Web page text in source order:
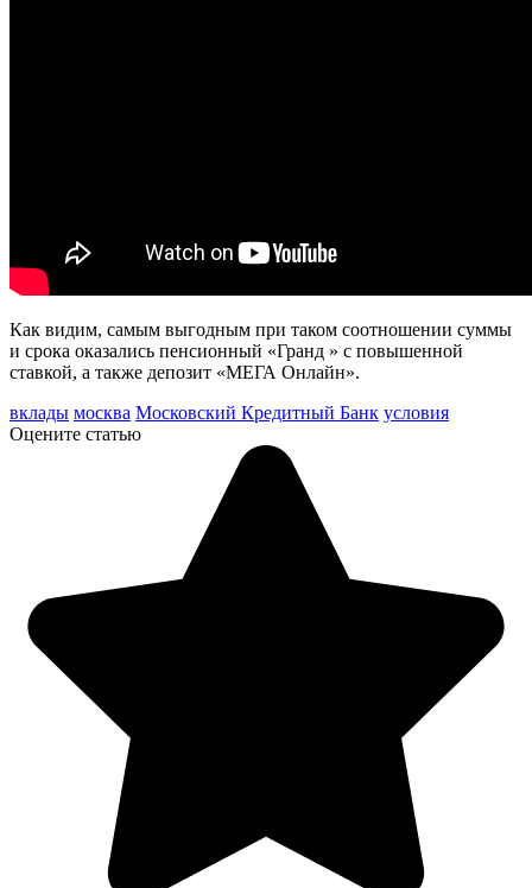
Как видим, самым выгодным при таком соотношении суммы
и срока оказались пенсионный «Гранд » с повышенной
ставкой, а также депозит «МЕГА Онлайн».
вклады москва Московский Кредитный Банк условия
Оцените статью